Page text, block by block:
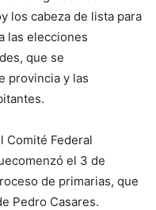
los cabeza de lista para
las elecciones
que se
provincia y las
Comité Federal
el 3 de
de primarias, que
Pedro Casares.